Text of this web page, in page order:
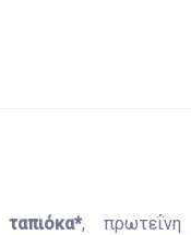
ταπιόκα*, πρωτεΐνη